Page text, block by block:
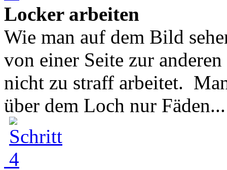
Locker arbeiten
Wie man auf dem Bild
von einer Seite zur
nicht zu straff arbeitet.
über dem Loch nur Fäden...